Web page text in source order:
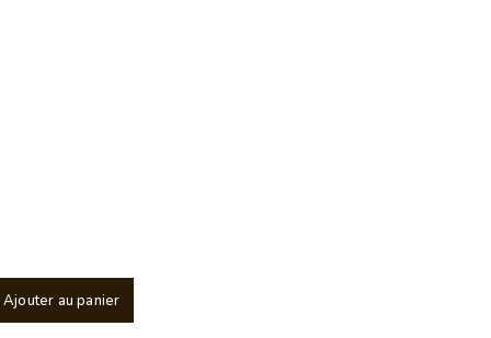
Ajouter au panier